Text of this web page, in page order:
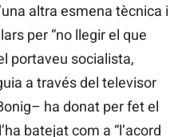
altra esmena tècnica i
per “no llegir el que
portaveu socialista,
a través del televisor
ha donat per fet el
batejat com a “l’acord